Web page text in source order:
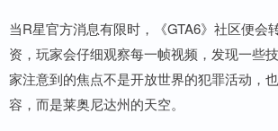
当R星官方消息有限时，《GTA6》社区便会
资，玩家会仔细观察每一帧视频，发现一些
家注意到的焦点不是开放世界的犯罪活动，
容，而是莱奥尼达州的天空。